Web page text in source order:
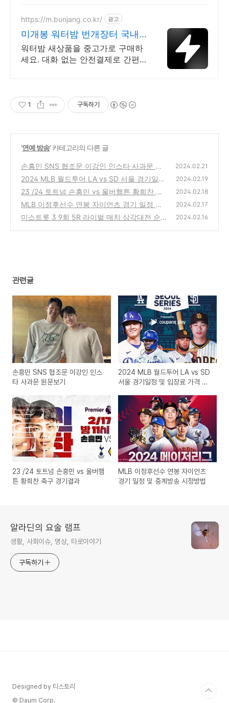
https://m.bunjang.co.kr/ 광고
미개봉 워터밤 번개장터 국내
최대 브랜드 중고거래
워터밤 새상품을 중고가로 구매하
세요. 대화 없는 안전결제로 간편
1 구독하기
'연예 방송' 카테고리의 다른 글
손흥민 SNS 협조문 이강인 인스타 사과문 원
문보기
(0)
2024.02.21
2024 MLB 월드투어 LA vs SD 서울 경기일정
및 입장료 가격 티켓예매
(1)
2024.02.19
23 /24 토트넘 손흥민 vs 울버햄튼 황희찬 축
구 경기결과
(0)
2024.02.18
MLB 이정후선수 연봉 자이언츠 경기 일정 및
중계방송 시청방법
(0)
2024.02.17
미스트롯 3 9회 5R 라이벌 매치 삼각대전 순
2024.02.16
관련글
손흥민 SNS 협조문 이강인 인스
타 사과문 원문보기
2024 MLB 월드투어 LA vs SD
서울 경기일정 및 입장료 가격 티
23 /24 토트넘 손흥민 vs 울버햄
튼 황희찬 축구 경기결과
MLB 이정후선수 연봉 자이언츠
경기 일정 및 중계방송 시청방법
알라딘의 요술 램프
생활, 사회이슈, 명상, 타로이야기
구독하기
Designed by 티스토리
© Daum Corp.